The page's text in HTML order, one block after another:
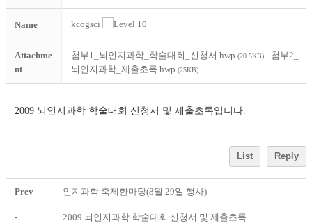
Name kcogsci
Attachme
nt
첨부1_뇌인지과학_학술대회_신청서.hwp (20.5KB)
첨부2_
뇌인지과학_제출초록.hwp (25KB)
2009 뇌인지과학 학술대회 신청서 및 제출초록입니다.
List Reply
Prev 인지과학 축제한마당(8월 29일 행사)
- 2009 뇌인지과학 학술대회 신청서 및 제출초록